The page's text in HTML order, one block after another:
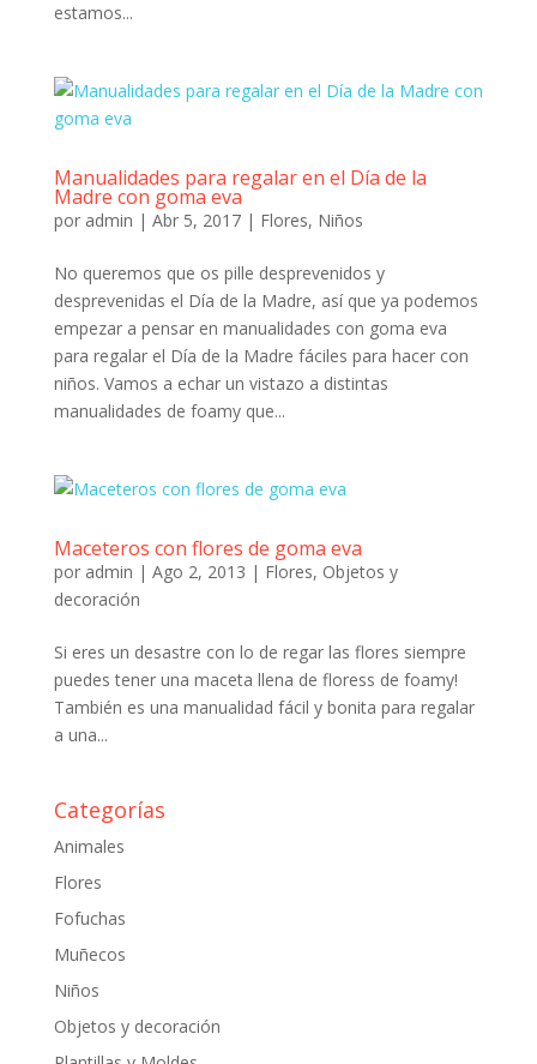
estamos...
Manualidades para regalar en el Día de la
Madre con goma eva
por admin | Abr 5, 2017| Flores, Niños
No queremos que os pille desprevenidos y
desprevenidas el Día de la Madre, así que ya podemos
empezar a pensar en manualidades con goma eva
para regalar el Día de la Madre fáciles para hacer con
niños. Vamos a echar un vistazo a distintas
manualidades de foamy que...
Maceteros con flores de goma eva
por admin | Ago 2, 2013 | Flores, Objetos y
decoración
Si eres un desastre con lo de regar las flores siempre
puedes tener una maceta llena de floress de foamy!
También es una manualidad fácil y bonita para regalar
a una...
Categorías
Animales
Flores
Fofuchas
Muñecos
Niños
Objetos y decoración